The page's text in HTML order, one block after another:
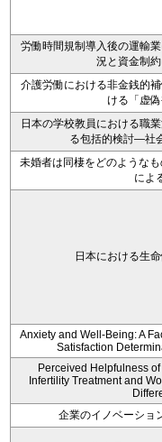
労働時間規制導入後の運輸
況と資金制
介護労働における非金銭的
ける「虚
日本の学校教員における職
る包括的検討―社
未婚者は同棲をどのような
によ
日本における生
Anxiety and Well-Being: A
Satisfaction
Perceived Helpfulness
Infertility Treatment and
企業のイノベーショ